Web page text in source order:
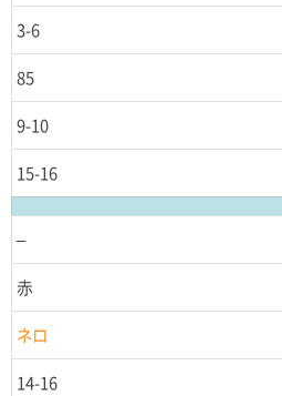
3-6
85
9-10
15-16
–
赤
ネロ
14-16